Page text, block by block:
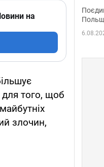
на
для того, щоб
злочин,
Відео